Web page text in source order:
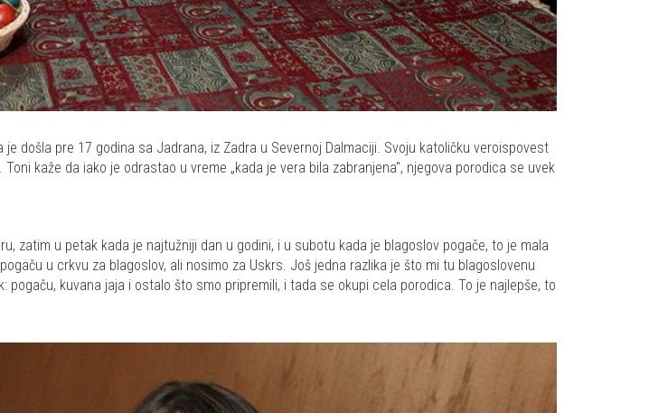
došla pre 17 godina sa Jadrana, iz Zadra u Severnoj Dalmaciji. Svoju katoličku veroispovest
kaže da iako je odrastao u vreme „kada je vera bila zabranjena", njegova porodica se uvek
zatim u petak kada je najtužniji dan u godini, i u subotu kada je blagoslov pogače, to je mala
u crkvu za blagoslov, ali nosimo za Uskrs. Još jedna razlika je što mi tu blagoslovenu
kuvana jaja i ostalo što smo pripremili, i tada se okupi cela porodica. To je najlepše, to